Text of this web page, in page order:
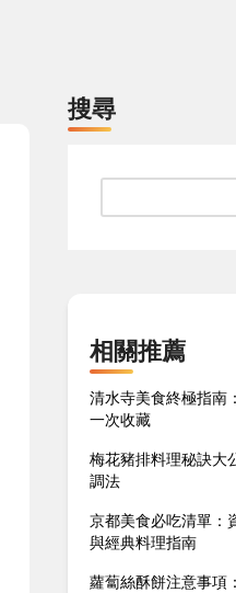
搜尋
相關推薦
清水寺美食終極指南
一次收藏
梅花豬排料理秘訣大
調法
京都美食必吃清單：
與經典料理指南
蘿蔔絲酥餅注意事項